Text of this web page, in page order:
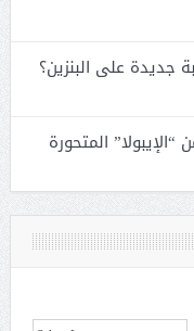
جديدة على البنزين؟
المتحورة